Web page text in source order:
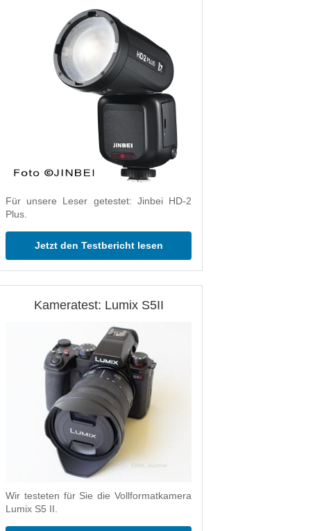
Für unsere Leser getestet: Jinbei HD-2
Plus.
Jetzt den Testbericht lesen
Kameratest: Lumix S5II
Wir testeten für Sie die Vollformatkamera
Lumix S5 II.